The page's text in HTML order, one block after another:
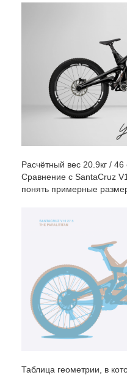
Расчётный вес 20.9кг /
Сравнение с SantaCruz
понять примерные
Таблица геометрии, в